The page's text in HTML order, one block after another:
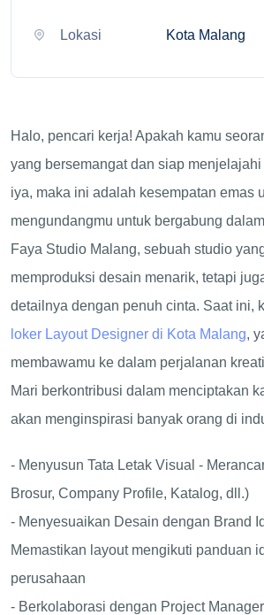
Lokasi Kota Malang
Halo, pencari kerja! Apakah kamu
yang bersemangat dan siap
iya, maka ini adalah kesempatan emas
mengundangmu untuk bergabung
Faya Studio Malang, sebuah studio
memproduksi desain menarik, tetapi
detailnya dengan penuh cinta. Saat ini,
loker Layout Designer di Kota Malang,
membawamu ke dalam perjalanan
Mari berkontribusi dalam menciptakan
akan menginspirasi banyak orang di
- Menyusun Tata Letak Visual -
Brosur, Company Profile, Katalog, dll.)
- Menyesuaikan Desain dengan Brand
Memastikan layout mengikuti panduan
perusahaan
- Berkolaborasi dengan Project Manager